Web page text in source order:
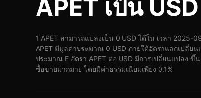
APET เป็น USD
1 APET สามารถแปลงเป็น 0 USD ได้ใน เวลา 2025-
APET มีมูลค่าประมาณ 0 USD ภายใต้อัตราแลกเปลี่ยน
ประมาณ E อัตรา APET ต่อ USD มีการเปลี่ยนแปลง ขึ้
ซื้อขายมากมาย โดยมีค่าธรรมเนียมเพียง 0.1%